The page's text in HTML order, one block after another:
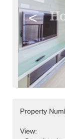
<
Property
View: